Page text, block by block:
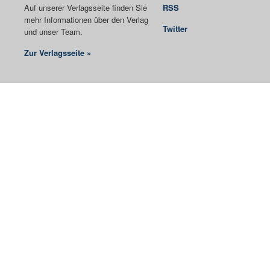
Auf unserer Verlagsseite finden Sie
mehr Informationen über den Verlag
und unser Team.
Zur Verlagsseite »
RSS
Twitter